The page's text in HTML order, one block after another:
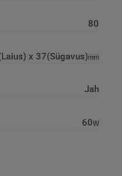
80
x 37(Sügavus)mm
Jah
60W